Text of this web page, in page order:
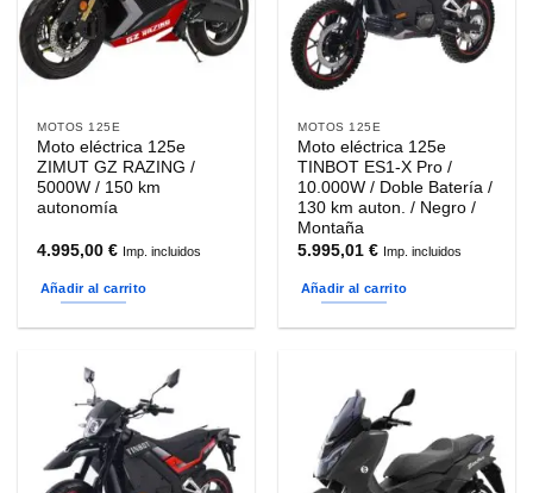
MOTOS 125E
Moto eléctrica 125e
ZIMUT GZ RAZING /
5000W / 150 km
autonomía
4.995,00€ Imp. incluidos
Añadir al carrito
MOTOS 125E
Moto eléctrica 125e
TINBOT ES1-X Pro /
10.000W / Doble Batería /
130 km auton. / Negro /
Montaña
5.995,01€ Imp. incluidos
Añadir al carrito